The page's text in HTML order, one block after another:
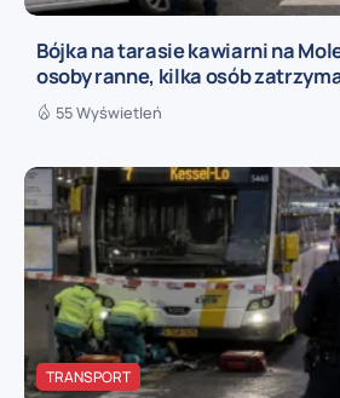
Bójka na tarasie kawiarni na
osoby ranne, kilka osób
55 Wyświetleń
TRANSPORT